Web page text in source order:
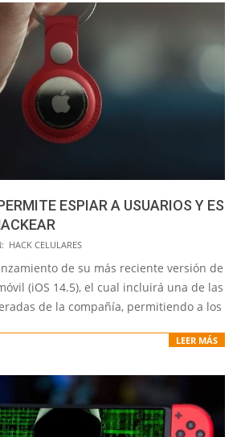
ESPIAR A USUARIOS Y ES
HACK CELULARES
de su más reciente versión de
(iOS 14.5), el cual incluirá una de las
de la compañía, permitiendo a los
LEER MÁS